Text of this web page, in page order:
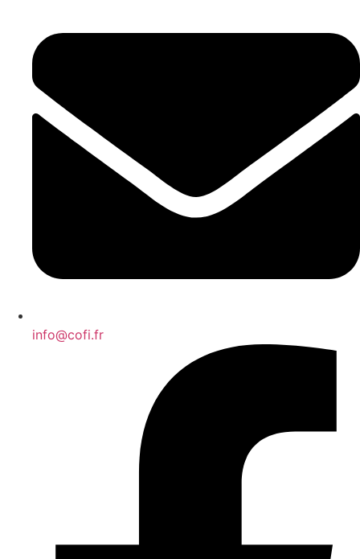
info@cofi.fr